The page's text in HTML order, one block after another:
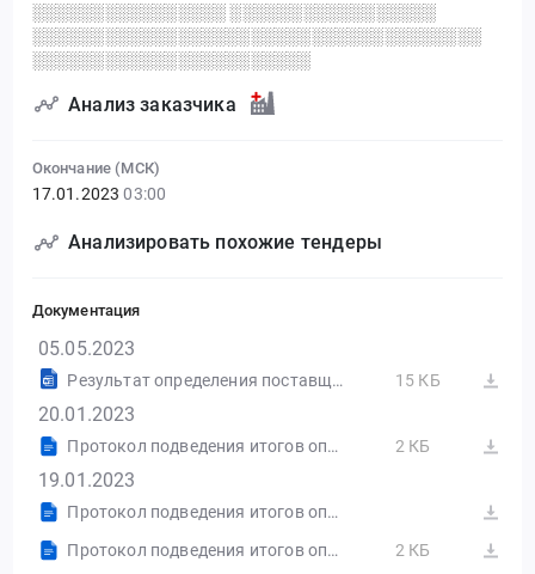
░░░░░░░░░░░░░░░░ ░░░░░░░░░░░░░░░░░
░░░░░░░░░░░░░░░░░░░░░░░░░░░░░░░░░░░░░
░░░░░░░░░░░░░░░░░░░░░░░
Анализ заказчика
Окончание (МСК)
17.01.2023 03:00
Анализировать похожие тендеры
Документация
05.05.2023
Результат определения поставщика (подрядчика, исполнителя), сформированный на основании размещенных протоколов 15 КБ
20.01.2023
Протокол подведения итогов определения поставщика (подрядчика, исполнителя) от 19.01.2023 №ИЭА1 2 КБ
19.01.2023
Протокол подведения итогов определения поставщика (подрядчика, исполнителя) от 18.01.2023 №ИЭА1
Протокол подведения итогов определения поставщика (подрядчика, исполнителя) от 18.01.2023 №ИЭА1
2 КБ